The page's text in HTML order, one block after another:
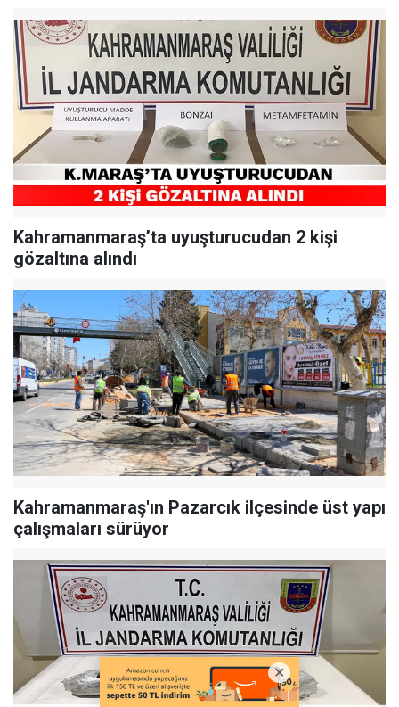
Kahramanmaraş’ta uyuşturucudan 2 kişi
gözaltına alındı
Kahramanmaraş'ın Pazarcık ilçesinde üst yapı
çalışmaları sürüyor